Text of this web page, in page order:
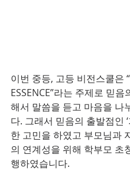
이번 중등, 고등 비전스쿨은
ESSENCE”라는 주제로 믿음
해서 말씀을 듣고 마음을 나
다. 그래서 믿음의 출발점인 ‘
한 고민을 하였고 부모님과
의 연계성을 위해 학부모 초
행하였습니다.